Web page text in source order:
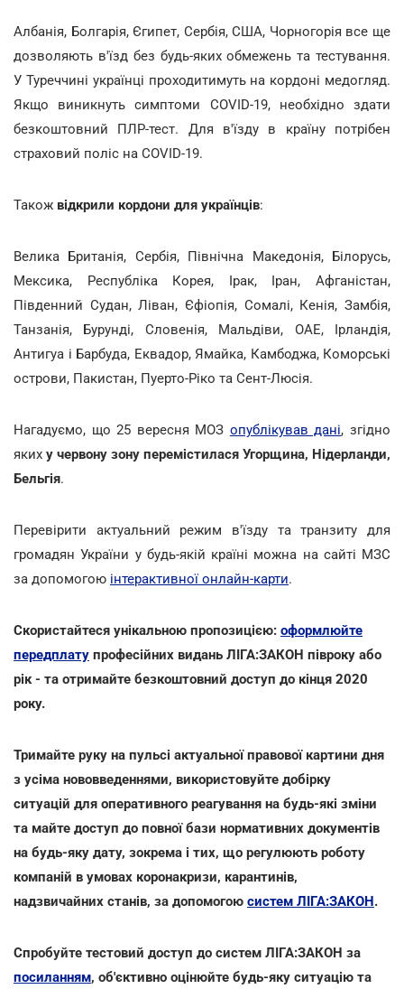
Албанія, Болгарія, Єгипет, Сербія, США, Чорногорія все ще
дозволяють в'їзд без будь-яких обмежень та тестування.
У Туреччині українці проходитимуть на кордоні медогляд.
Якщо виникнуть симптоми COVID-19, необхідно здати
безкоштовний ПЛР-тест. Для в'їзду в країну потрібен
страховий поліс на COVID-19.
Також відкрили кордони для українців:
Велика Британія, Сербія, Північна Македонія, Білорусь,
Мексика, Республіка Корея, Ірак, Іран, Афганістан,
Південний Судан, Ліван, Єфіопія, Сомалі, Кенія, Замбія,
Танзанія, Бурунді, Словенія, Мальдіви, ОАЕ, Ірландія,
Антигуа і Барбуда, Еквадор, Ямайка, Камбоджа, Коморські
острови, Пакистан, Пуерто-Ріко та Сент-Люсія.
Нагадуємо, що 25 вересня МОЗ опублікував дані, згідно
яких у червону зону перемістилася Угорщина, Нідерланди,
Бельгія.
Перевірити актуальний режим в'їзду та транзиту для
громадян України у будь-якій країні можна на сайті МЗС
за допомогою інтерактивної онлайн-карти.
Скористайтеся унікальною пропозицією: оформлюйте
передплату професійних видань ЛІГА:ЗАКОН півроку або
рік - та отримайте безкоштовний доступ до кінця 2020
року.
Тримайте руку на пульсі актуальної правової картини дня
з усіма нововведеннями, використовуйте добірку
ситуацій для оперативного реагування на будь-які зміни
та майте доступ до повної бази нормативних документів
на будь-яку дату, зокрема і тих, що регулюють роботу
компаній в умовах коронакризи, карантинів,
надзвичайних станів, за допомогою систем ЛІГА:ЗАКОН.
Спробуйте тестовий доступ до систем ЛІГА:ЗАКОН за
посиланням, об'єктивно оцінюйте будь-яку ситуацію та